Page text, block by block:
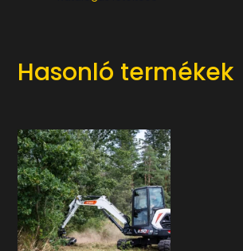
Hasonló termékek